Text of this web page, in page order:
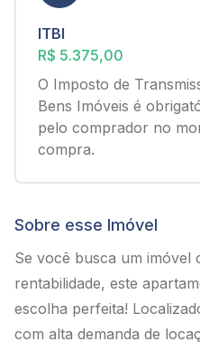
ITBI
R$ 5.375,00
O Imposto de
Bens Imóveis é
pelo comprador no
compra.
Sobre esse Imóvel
Se você busca um imóvel
rentabilidade, este
escolha perfeita!
com alta demanda de